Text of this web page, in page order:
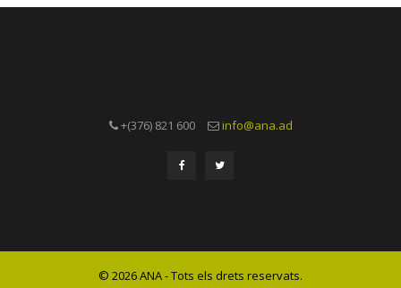
+(376) 821 600 info@ana.ad
© 2026 ANA - Tots els drets reservats.